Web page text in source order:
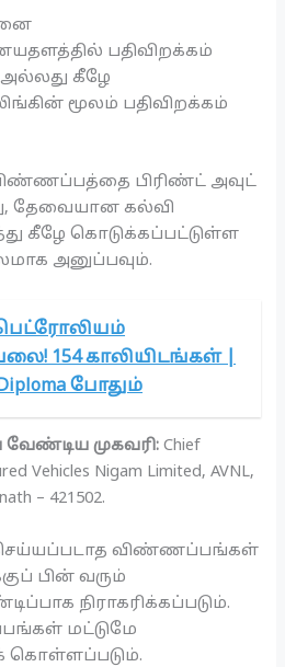
பதிவிறக்கம்
கீழே
மூலம் பதிவிறக்கம்
பிரிண்ட் அவுட்
தேவையான கல்வி
கீழே கொடுக்கப்பட்டுள்ள
அனுப்பவும்.
154 காலியிடங்கள் |
போதும்
முகவரி: Chief
Vehicles Nigam Limited, AVNL,
– 421502.
செய்யப்படாத விண்ணப்பங்கள்
பின் வரும்
நிராகரிக்கப்படும்.
மட்டுமே
கொள்ளப்படும்.